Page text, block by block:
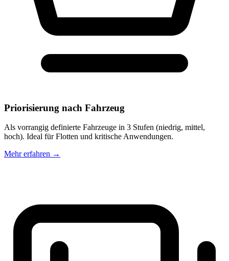
Priorisierung nach Fahrzeug
Als vorrangig definierte Fahrzeuge in 3 Stufen (niedrig, mittel,
hoch). Ideal für Flotten und kritische Anwendungen.
Mehr erfahren →